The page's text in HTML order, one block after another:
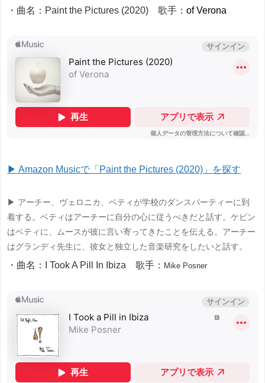
・曲名：Paint the Pictures (2020) 歌手：of Verona
▶ Amazon Musicで「Paint the Pictures (2020)」を探す
▶ アーチー、ヴェロニカ、ベティが学校のダンスパーティーに到
着する。ベティはアーチーに自分の心に従うべきだと話す。ケビン
はベティに、ムースが彼に言い寄ってきたことを伝える。アーチー
はグランディ先生に、彼女と独立した音楽研究をしたいと話す。
・曲名：I Took A Pill In Ibiza 歌手： Mike Posner